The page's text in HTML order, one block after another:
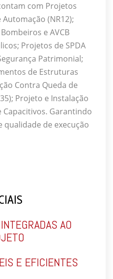
com Projetos
(NR12);
e AVCB
Projetos de SPDA
Patrimonial;
de Estruturas
Contra Queda de
Projeto e Instalação
Garantindo
de execução
AO
E EFICIENTES